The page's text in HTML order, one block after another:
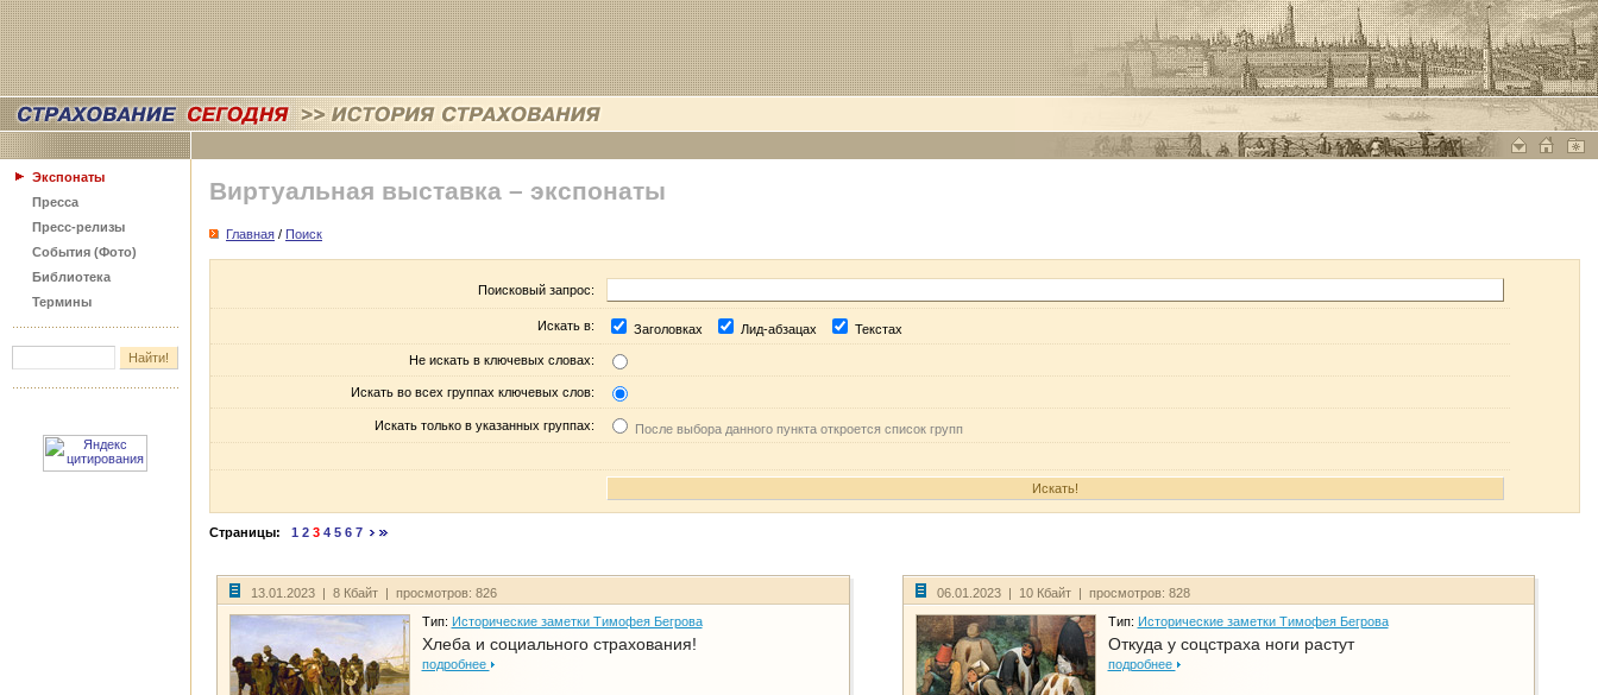
Экспонаты
Пресса
Пресс-релизы
События (Фото)
Библиотека
Термины
Виртуальная выставка – экспонаты
Главная / Поиск
Поисковый запрос:
Искать в: Заголовках Лид-абзацах Текстах
Не искать в ключевых словах:
Искать во всех группах ключевых слов:
Искать только в указанных группах: После выбора данного пункта откроется список групп
Страницы: 1 2 3 4 5 6 7
13.01.2023 | 8 Кбайт | просмотров: 826
Тип: Исторические заметки Тимофея Бегрова
Хлеба и социального страхования!
подробнее
06.01.2023 | 10 Кбайт | просмотров: 828
Тип: Исторические заметки Тимофея Бегрова
Откуда у соцстраха ноги растут
подробнее